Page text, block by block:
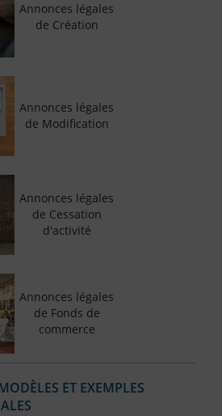
Annonces légales
de Création
Annonces légales
de Modification
Annonces légales
de Cessation
d'activité
Annonces légales
de Fonds de
commerce
ET EXEMPLES